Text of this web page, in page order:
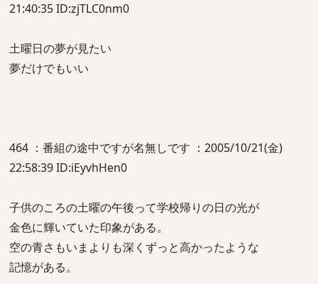
21:40:35 ID:zjTLC0nm0
土曜日の夢が見たい
夢だけでもいい
464 ：番組の途中ですが名無しです ：2005/10/21(金)
22:58:39 ID:iEyvhHen0
子供のころの土曜の午後って学校帰りの日の光が
金色に輝いていた印象がある。
空の青さもいまよりも深くずっと高かったような
記憶がある。